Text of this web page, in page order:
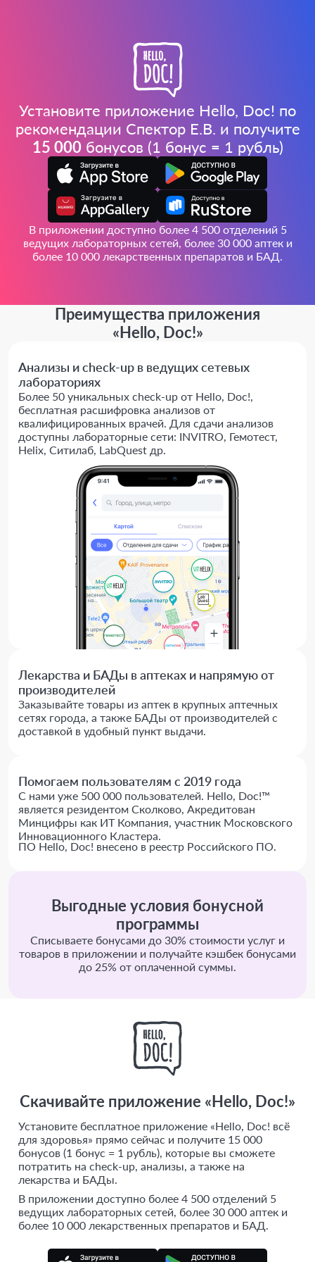
Установите приложение Hello, Doc! по
рекомендации Спектор Е.В. и получите
15 000бонусов (1 бонус = 1 рубль)
В приложении доступно более 4 500 отделений 5
ведущих лабораторных сетей, более 30 000 аптек и
более 10 000 лекарственных препаратов и БАД.
Преимущества приложения
«Hello, Doc!»
Анализы и check-up в ведущих сетевых
лабораториях
Более 50 уникальных check-up от Hello, Doc!,
бесплатная расшифровка анализов от
квалифицированных врачей. Для сдачи анализов
доступны лабораторные сети: INVITRO, Гемотест,
Helix, Ситилаб, LabQuest др.
Лекарства и БАДы в аптеках и напрямую от
производителей
Заказывайте товары из аптек в крупных аптечных
сетях города, а также БАДы от производителей с
доставкой в удобный пункт выдачи.
Помогаем пользователям с 2019 года
С нами уже 500 000 пользователей. Hello, Doc!™
является резидентом Сколково, Акредитован
Минцифры как ИТ Компания, участник Московского
Инновационного Кластера.
ПО Hello, Doc! внесено в реестр Российского ПО.
Выгодные условия бонусной
программы
Списываете бонусами до 30% стоимости услуг и
товаров в приложении и получайте кэшбек бонусами
до 25% от оплаченной суммы.
Скачивайте приложение «Hello, Doc!»
Установите бесплатное приложение «Hello, Doc! всё
для здоровья» прямо сейчас и получите 15 000
бонусов (1 бонус = 1 рубль), которые вы сможете
потратить на check-up, анализы, а также на
лекарства и БАДы.
В приложении доступно более 4 500 отделений 5
ведущих лабораторных сетей, более 30 000 аптек и
более 10 000 лекарственных препаратов и БАД.